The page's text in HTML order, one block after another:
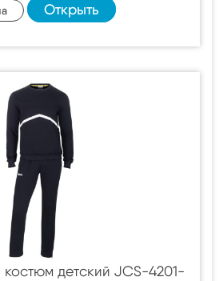
Открыть
детский JCS-4201-